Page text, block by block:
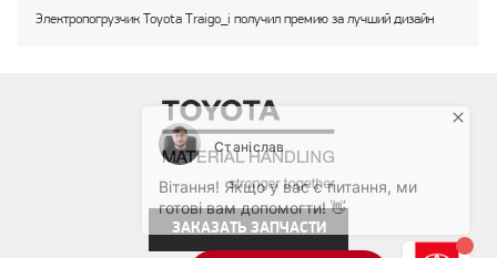
Электропогрузчик Toyota Traigo_i получил премию за лучший дизайн
ЗАКАЗАТЬ ЗАПЧАСТИ